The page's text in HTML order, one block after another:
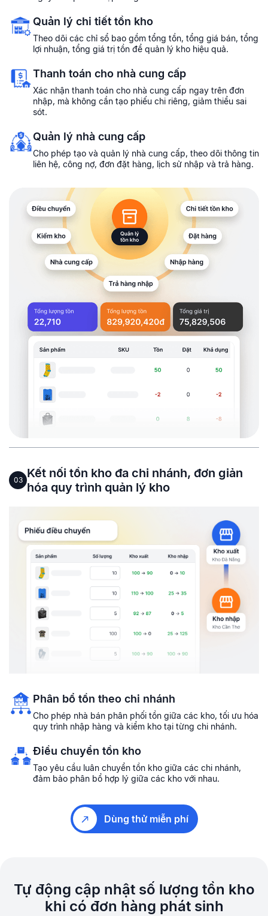
Quản lý chi tiết tồn kho
Theo dõi các chỉ sổ bao gồm tổng tồn, tổng giá bán, tổng
lợi nhuận, tổng giá trị tồn để quản lý kho hiệu quả.
Thanh toán cho nhà cung cấp
Xác nhận thanh toán cho nhà cung cấp ngay trên đơn
nhập, mà không cần tạo phiếu chi riêng, giảm thiểu sai
sót.
Quản lý nhà cung cấp
Cho phép tạo và quản lý nhà cung cấp, theo dõi thông tin
liên hệ, công nợ, đơn đặt hàng, lịch sử nhập và trả hàng.
03 Kết nối tồn kho đa chi nhánh, đơn giản
hóa quy trình quản lý kho
Phân bổ tồn theo chi nhánh
Cho phép nhà bán phân phối tồn giữa các kho, tối ưu hóa
quy trình nhập hàng và kiểm kho tại từng chi nhánh.
Điều chuyển tồn kho
Tạo yêu cầu luân chuyển tồn kho giữa các chi nhánh,
đảm bảo phân bổ hợp lý giữa các kho với nhau.
Dùng thử miễn phí
Tự động cập nhật số lượng tồn kho
khi có đơn hàng phát sinh